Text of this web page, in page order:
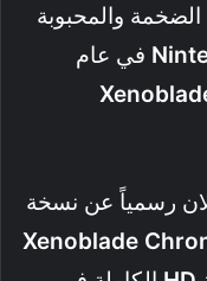
الضخمة والمحبوبة
في عام
رسمياً عن نسخة
Xenoblade